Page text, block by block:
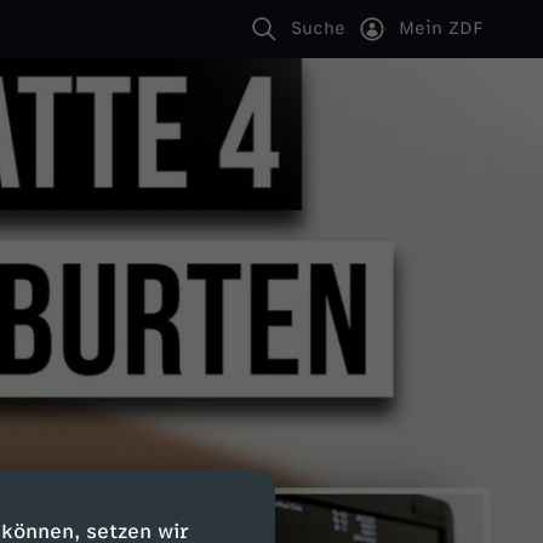
setzen wir
Suche Mein ZDF